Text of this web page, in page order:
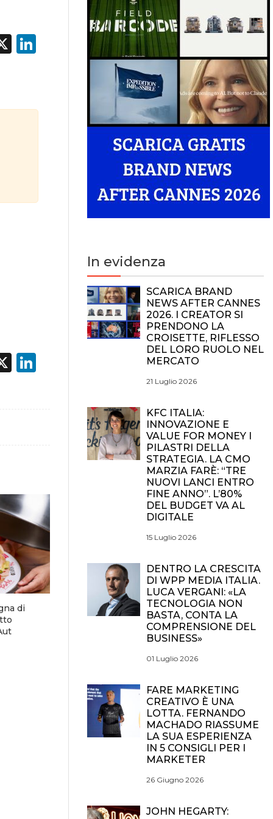
X LinkedIn
X LinkedIn
di
In evidenza
SCARICA BRAND
NEWS AFTER CANNES
2026. I CREATOR SI
PRENDONO LA
CROISETTE, RIFLESSO
DEL LORO RUOLO NEL
MERCATO
21 Luglio 2026
KFC ITALIA:
INNOVAZIONE E
VALUE FOR MONEY I
PILASTRI DELLA
STRATEGIA. LA CMO
MARZIA FARÈ: “TRE
NUOVI LANCI ENTRO
FINE ANNO”. L’80%
DEL BUDGET VA AL
DIGITALE
15 Luglio 2026
DENTRO LA CRESCITA
DI WPP MEDIA ITALIA.
LUCA VERGANI: «LA
TECNOLOGIA NON
BASTA, CONTA LA
COMPRENSIONE DEL
BUSINESS»
01 Luglio 2026
FARE MARKETING
CREATIVO È UNA
LOTTA. FERNANDO
MACHADO RIASSUME
LA SUA ESPERIENZA
IN 5 CONSIGLI PER I
MARKETER
26 Giugno 2026
JOHN HEGARTY: